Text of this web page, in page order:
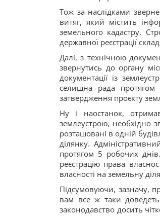
Тож за наслідками
витяг, який містить
земельного кадастру.
державної реєстрації
Далі, з технічною
звернутись до органу
документації із
селищна рада протягом
затвердження проєкту
Ну і наостанок,
землеустрою, необхідно
розташовані в одній
ділянку.
протягом 5 робочих
реєстрацію права
власності на земельну
Підсумовуючи, зазначу,
вам все ж таки
законодавство досить